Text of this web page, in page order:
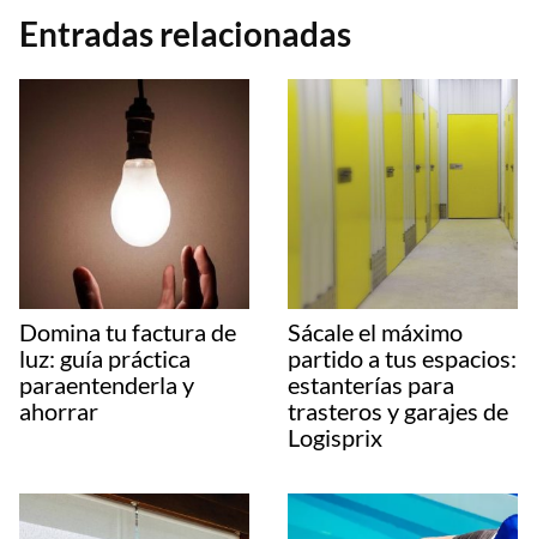
Entradas relacionadas
Domina tu factura de
luz: guía práctica
paraentenderla y
ahorrar
Sácale el máximo
partido a tus espacios:
estanterías para
trasteros y garajes de
Logisprix